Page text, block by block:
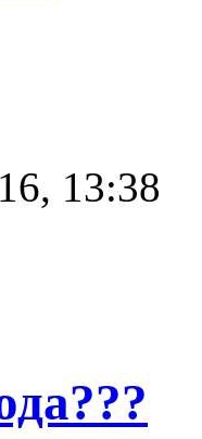
13:38